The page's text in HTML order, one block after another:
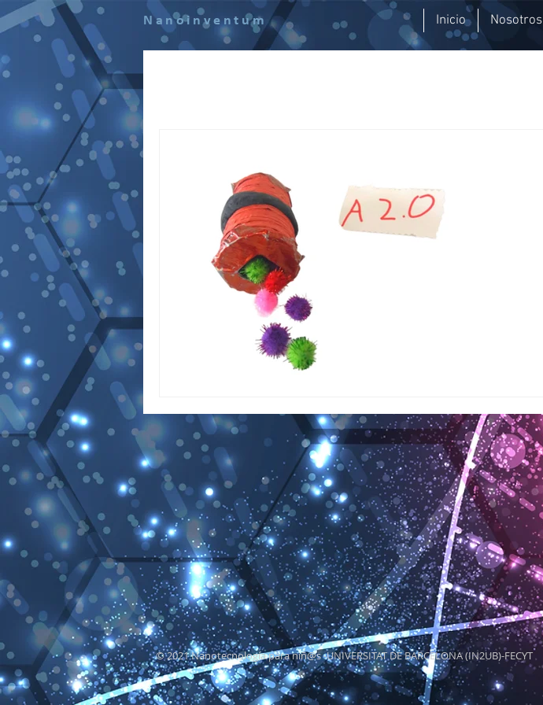
Nanoinventum Inicio Nosotros
© 2021 Nanotecnología para niñ@s -UNIVERSITAT DE BARCELONA (IN2UB)-FECYT